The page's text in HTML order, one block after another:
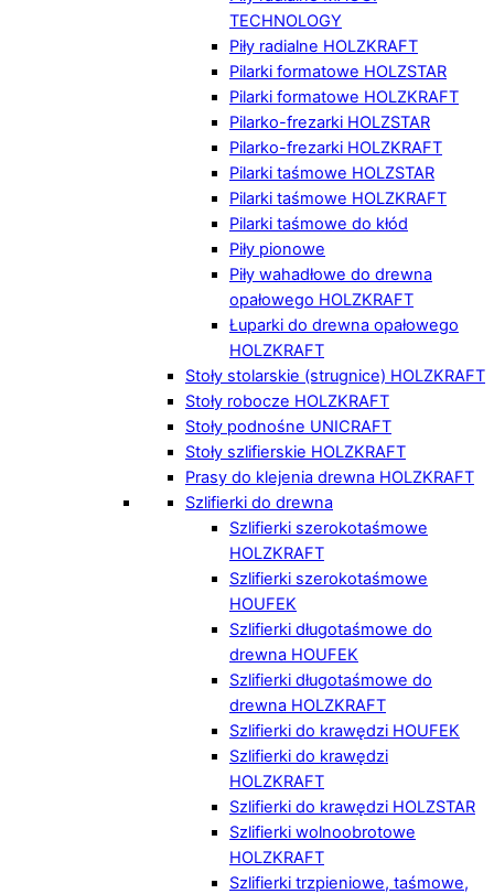
TECHNOLOGY
Piły radialne HOLZKRAFT
Pilarki formatowe HOLZSTAR
Pilarki formatowe HOLZKRAFT
Pilarko-frezarki HOLZSTAR
Pilarko-frezarki HOLZKRAFT
Pilarki taśmowe HOLZSTAR
Pilarki taśmowe HOLZKRAFT
Pilarki taśmowe do kłód
Piły pionowe
Piły wahadłowe do drewna
opałowego HOLZKRAFT
Łuparki do drewna opałowego
HOLZKRAFT
Stoły stolarskie (strugnice) HOLZKRAFT
Stoły robocze HOLZKRAFT
Stoły podnośne UNICRAFT
Stoły szlifierskie HOLZKRAFT
Prasy do klejenia drewna HOLZKRAFT
Szlifierki do drewna
Szlifierki szerokotaśmowe
HOLZKRAFT
Szlifierki szerokotaśmowe
HOUFEK
Szlifierki długotaśmowe do
drewna HOUFEK
Szlifierki długotaśmowe do
drewna HOLZKRAFT
Szlifierki do krawędzi HOUFEK
Szlifierki do krawędzi
HOLZKRAFT
Szlifierki do krawędzi HOLZSTAR
Szlifierki wolnoobrotowe
HOLZKRAFT
Szlifierki trzpieniowe, taśmowe,